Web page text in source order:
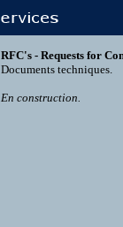
RFC's - Requests for
Documents techniques.
En construction.